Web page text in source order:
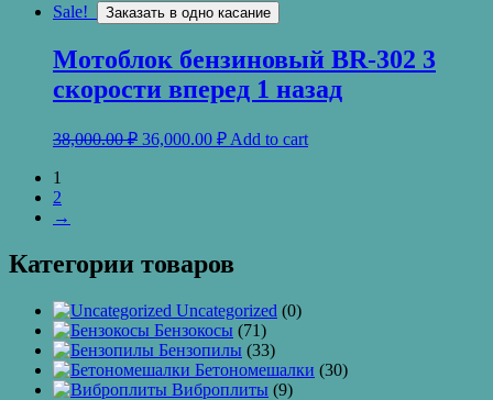
Sale!
Заказать в одно касание
Мотоблок бензиновый BR-302 3
скорости вперед 1 назад
38,000.00₽ 36,000.00 ₽ Add to cart
1
2
→
Категории товаров
Uncategorized (0)
Бензокосы (71)
Бензопилы (33)
Бетономешалки (30)
Виброплиты (9)